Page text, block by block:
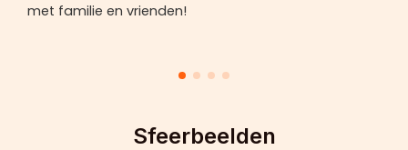
met familie en vrienden!
Sfeerbeelden